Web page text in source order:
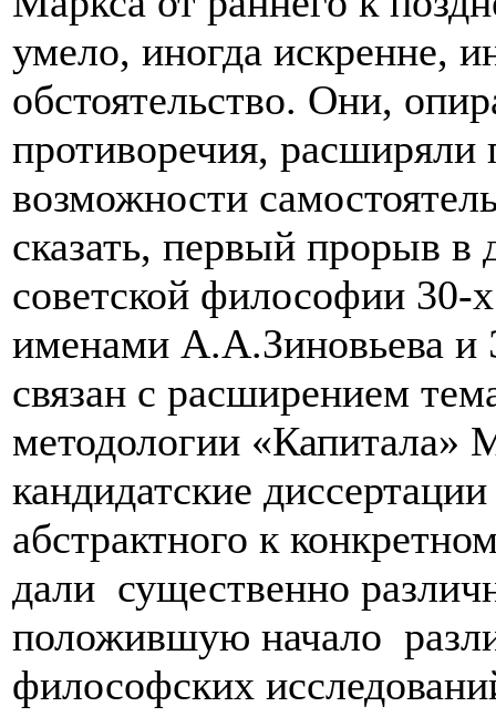
умело, иногда искренне,
обстоятельство. Они,
противоречия,
возможности
сказать, первый прорыв в
советской философии 30-
именами А.А.Зиновьева и
связан с расширением
методологии «Капитала»
кандидатские
абстрактного к
дали существенно
положившую начало
философских